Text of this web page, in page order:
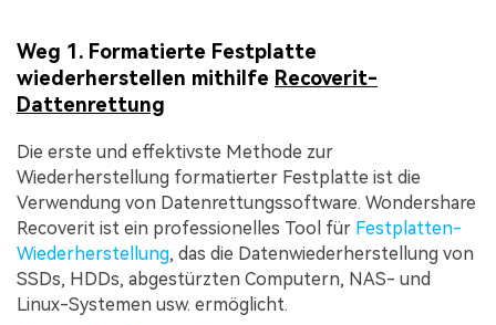
Weg 1. Formatierte Festplatte
wiederherstellen mithilfe Recoverit-
Dattenrettung
Die erste und effektivste Methode zur
Wiederherstellung formatierter Festplatte ist die
Verwendung von Datenrettungssoftware. Wondershare
Recoverit ist ein professionelles Tool für Festplatten-
Wiederherstellung, das die Datenwiederherstellung von
SSDs, HDDs, abgestürzten Computern, NAS- und
Linux-Systemen usw. ermöglicht.